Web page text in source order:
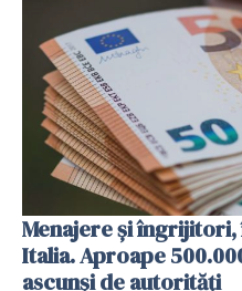
Menajere și
Italia. Aproape
ascunși de autorități